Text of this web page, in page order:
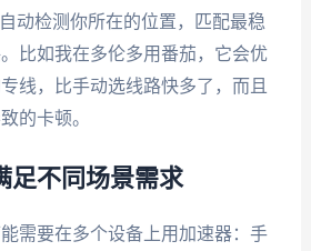
动检测你所在的位置，匹配最稳
比如我在多伦多用番茄，它会优
线，比手动选线路快多了，而且
的卡顿。
足不同场景需求
需要在多个设备上用加速器：手